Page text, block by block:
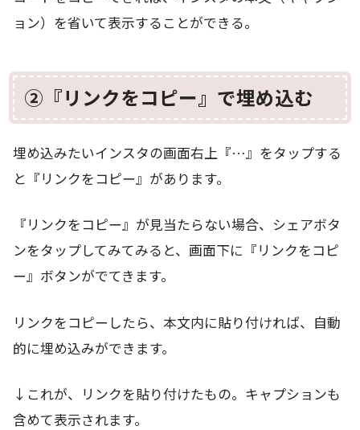
ョン）を省いて表示することができる。
②『リンクをコピー』で埋め込む
埋め込みたいインスタの画面右上『…』をタップする
と『リンクをコピー』があります。
『リンクをコピー』が見当たらない場合、シェアボタ
ンをタップしてみてみると、画面下に『リンクをコピ
ー』ボタンがでてきます。
リンクをコピーしたら、本文内に貼り付ければ、自動
的に埋め込みができます。
↓これが、リンクを貼り付けたもの。キャプションも
含めて表示されます。